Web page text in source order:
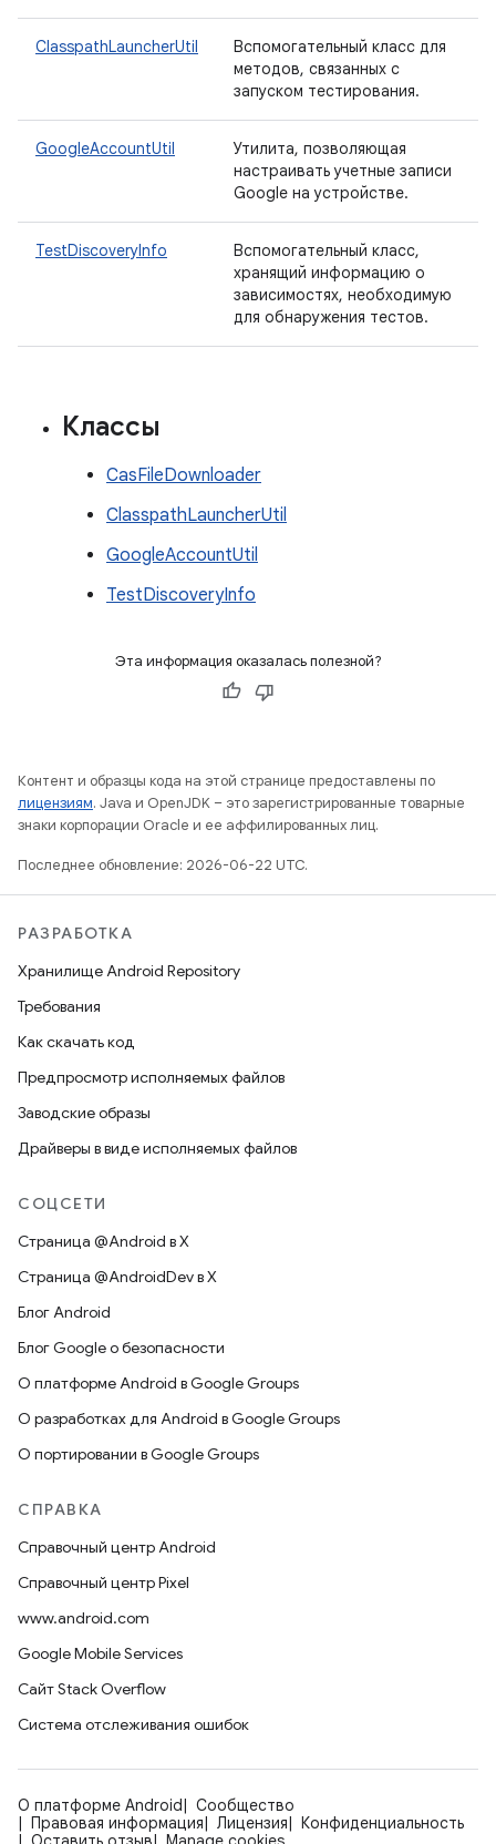
ClasspathLauncherUtil
Вспомогательный класс для
методов, связанных с
запуском тестирования.
GoogleAccountUtil
Утилита, позволяющая
настраивать учетные записи
Google на устройстве.
TestDiscoveryInfo
Вспомогательный класс,
хранящий информацию о
зависимостях, необходимую
для обнаружения тестов.
Классы
CasFileDownloader
ClasspathLauncherUtil
GoogleAccountUtil
TestDiscoveryInfo
Эта информация оказалась полезной?
Контент и образцы кода на этой странице предоставлены по
лицензиям. Java и OpenJDK – это зарегистрированные товарные
знаки корпорации Oracle и ее аффилированных лиц.
Последнее обновление: 2026-06-22 UTC.
РАЗРАБОТКА
Хранилище Android Repository
Требования
Как скачать код
Предпросмотр исполняемых файлов
Заводские образы
Драйверы в виде исполняемых файлов
СОЦСЕТИ
Страница @Android в X
Страница @AndroidDev в X
Блог Android
Блог Google о безопасности
О платформе Android в Google Groups
О разработках для Android в Google Groups
О портировании в Google Groups
СПРАВКА
Справочный центр Android
Справочный центр Pixel
www.android.com
Google Mobile Services
Сайт Stack Overflow
Система отслеживания ошибок
О платформе Android
Сообщество
Правовая информация
Лицензия
Конфиденциальность